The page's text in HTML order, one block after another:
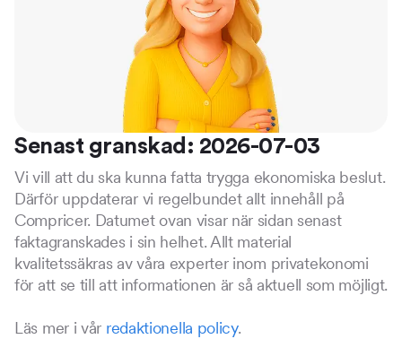
Senast granskad: 2026-07-03
Vi vill att du ska kunna fatta trygga ekonomiska beslut.
Därför uppdaterar vi regelbundet allt innehåll på
Compricer. Datumet ovan visar när sidan senast
faktagranskades i sin helhet. Allt material
kvalitetssäkras av våra experter inom privatekonomi
för att se till att informationen är så aktuell som möjligt.
Läs mer i vår redaktionella policy.